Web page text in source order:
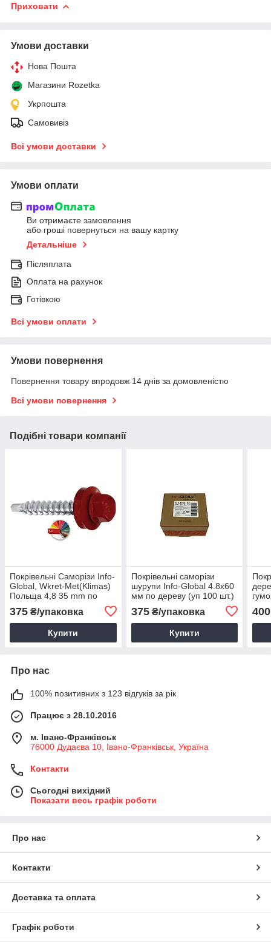
Приховати
Умови доставки
Нова Пошта
Магазини Rozetka
Укрпошта
Самовивіз
Всі умови доставки
Умови оплати
Ви отримаєте замовлення
або гроші повернуться на вашу картку
Детальніше
Післяплата
Оплата на рахунок
Готівкою
Всі умови оплати
Умови повернення
Повернення товару впродовж 14 днів за домовленістю
Всі умови повернення
Подібні товари компанії
Покрівельні Саморізи Info-
Global, Wkret-Met(Klimas)
Польща 4,8 35 mm по
375 ₴/упаковка
Купити
Покрівельні саморізи
шурупи Info-Global 4.8х60
мм по дереву (уп 100 шт.)
червоний, коричнево-
червоний
375₴/упаковка
Купити
400
Про нас
100% позитивних з 123 відгуків за рік
Працює з 28.10.2016
м. Івано-Франківськ
76000 Дудаєва 10, Івано-Франківськ, Україна
Контакти
Сьогодні вихідний
Показати весь графік роботи
Про нас
Контакти
Доставка та оплата
Графік роботи